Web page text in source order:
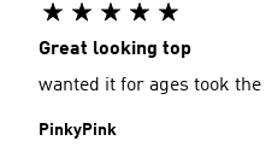
Great looking top
wanted it for ages took
PinkyPink